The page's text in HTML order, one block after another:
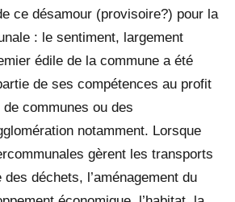
ce désamour (provisoire?) pour la
: le sentiment, largement
édile de la commune a été
de ses compétences au profit
communes ou des
notamment. Lorsque
gèrent les transports
déchets, l’aménagement du